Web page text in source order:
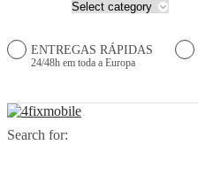
ENTREGAS RÁPIDAS
24/48h em toda a Europa
Search for: